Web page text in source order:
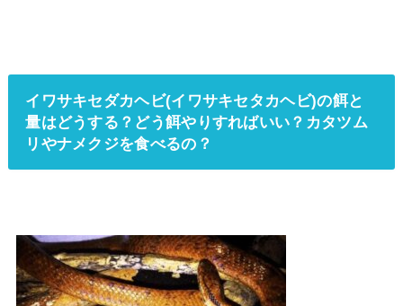
イワサキセダカヘビ(イワサキセタカヘビ)の餌と
量はどうする？どう餌やりすればいい？カタツム
リやナメクジを食べるの？